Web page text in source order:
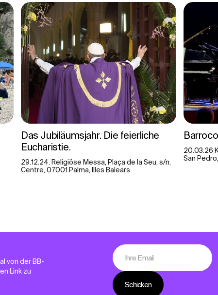
Das Jubiläumsjahr. Die feierliche
Eucharistie.
29.12.24. Religiöse Messa, Plaça de la Seu, s/n,
Centre, 07001 Palma, Illes Balears
20.03.26
San
von der BB-
Link zu